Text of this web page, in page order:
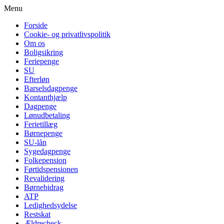
Menu
Forside
Cookie- og privatlivspolitik
Om os
Boligsikring
Feriepenge
SU
Efterløn
Barselsdagpenge
Kontanthjælp
Dagpenge
Lønudbetaling
Ferietillæg
Børnepenge
SU-lån
Sygedagpenge
Folkepension
Førtidspensionen
Revalidering
Børnebidrag
ATP
Ledighedsydelse
Restskat